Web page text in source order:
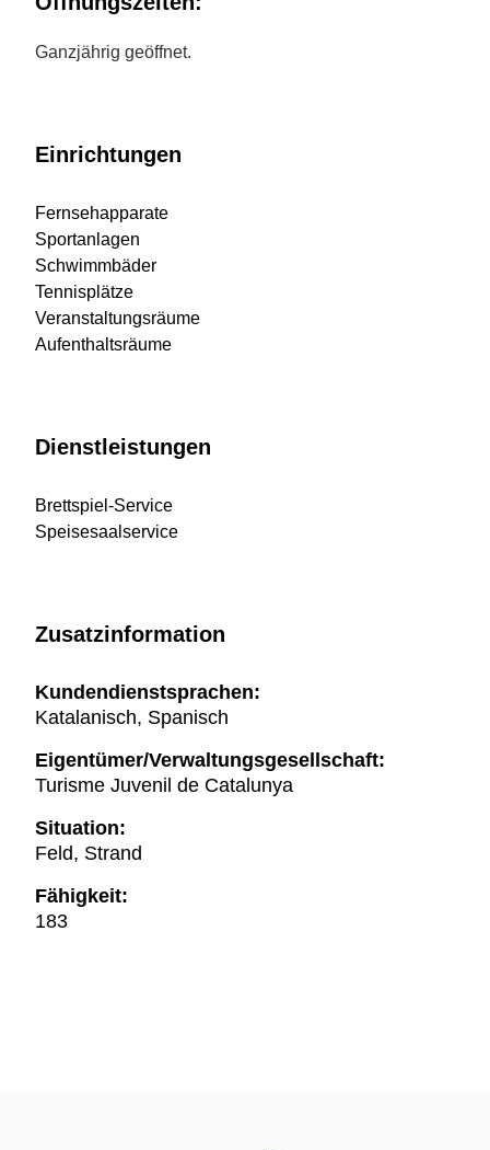
Ganzjährig geöffnet.
Einrichtungen
Fernsehapparate
Sportanlagen
Schwimmbäder
Tennisplätze
Veranstaltungsräume
Aufenthaltsräume
Dienstleistungen
Brettspiel-Service
Speisesaalservice
Zusatzinformation
Kundendienstsprachen:
Katalanisch, Spanisch
Eigentümer/Verwaltungsgesellschaft:
Turisme Juvenil de Catalunya
Situation:
Feld, Strand
Fähigkeit:
183